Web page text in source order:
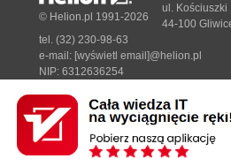
Designed with ♥ byTonik.pl
© Helion.pl 1991-2026
ul. Kościuszki
44-100
tel. (32) 230-98-63
e-mail: [wyświetl email]@helion.pl
NIP: 6312636254